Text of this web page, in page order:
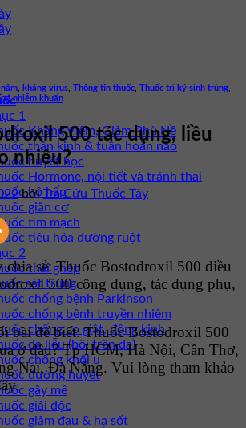
1
Kháng Viêm, Giảm Phù Nề
thần kinh & tuần hoàn não
huyết học
Hormone, nội tiết và tránh thai
hô hấp
giãn cơ
tim mạch
tiêu hóa đường ruột
2
thải ghép
sát trùng
chống bệnh Parkinson
chống bệnh truyền nhiễm
chống co giật, động kinh
da liễu (bôi trên da)
chống khối u
đường huyết
gây mê
giải độc
giảm đau & hạ sốt
kháng virus Thông tin thuốc Thuốc trị ký sinh trùng
nhiễm khuẩn
500 tác dụng, liều
nhiêu?
bởiTra Cứu Thuốc Tây
chia sẻ: Thuốc Bostodroxil 500 điều
500 công dụng, tác dụng phụ,
bài để biết: Thuốc Bostodroxil 500
ở đâu? Tp HCM, Hà Nội, Cần Thơ,
Nai, Đà Nẵng. Vui lòng tham khảo